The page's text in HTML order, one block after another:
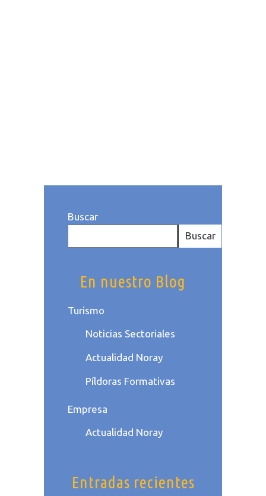
Buscar
Buscar
En nuestro Blog
Turismo
Noticias Sectoriales
Actualidad Noray
Píldoras Formativas
Empresa
Actualidad Noray
Entradas recientes